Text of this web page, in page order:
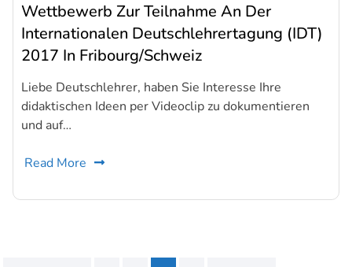
Wettbewerb Zur Teilnahme An Der
Internationalen Deutschlehrertagung (IDT)
2017 In Fribourg/Schweiz
Liebe Deutschlehrer, haben Sie Interesse Ihre
didaktischen Ideen per Videoclip zu dokumentieren
und auf…
Read More